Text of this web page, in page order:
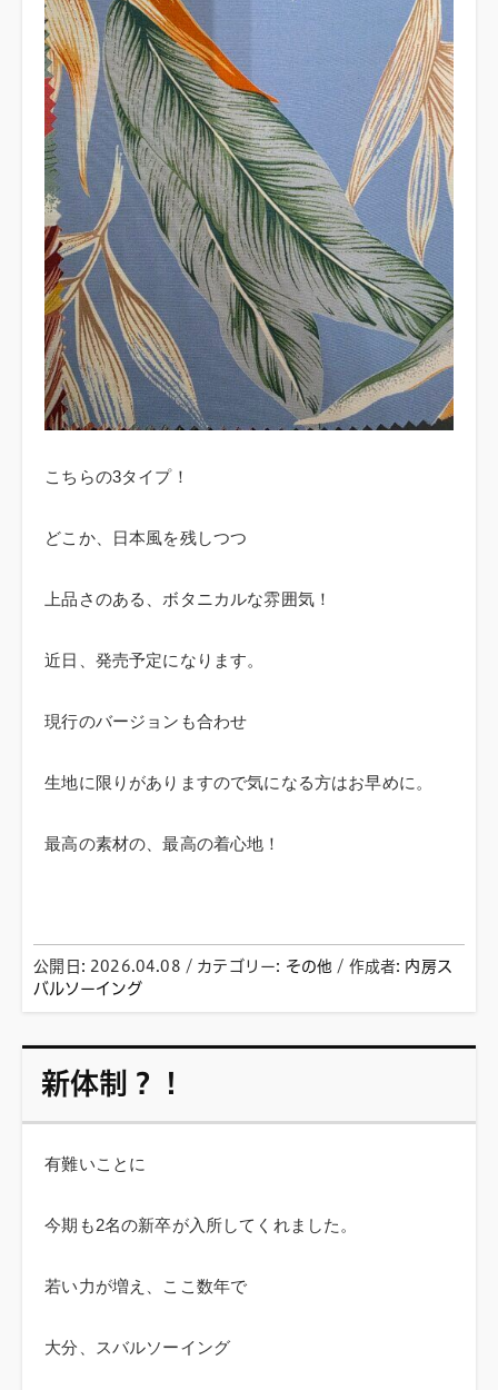
こちらの3タイプ！
どこか、日本風を残しつつ
上品さのある、ボタニカルな雰囲気！
近日、発売予定になります。
現行のバージョンも合わせ
生地に限りがありますので気になる方はお早めに。
最高の素材の、最高の着心地！
公開日: 2026.04.08 / カテゴリー: その他 / 作成者: 内房ス
バルソーイング
新体制？！
有難いことに
今期も2名の新卒が入所してくれました。
若い力が増え、ここ数年で
大分、スバルソーイング